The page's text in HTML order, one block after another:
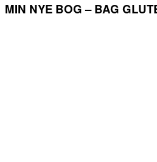
MIN NYE BOG – BAG